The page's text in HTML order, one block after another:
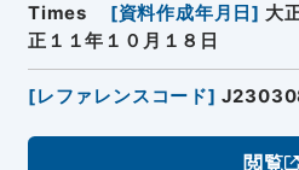
Times
[資料作成年月日] 大
正１１年１０月１８日
[レファレンスコード]
閲覧